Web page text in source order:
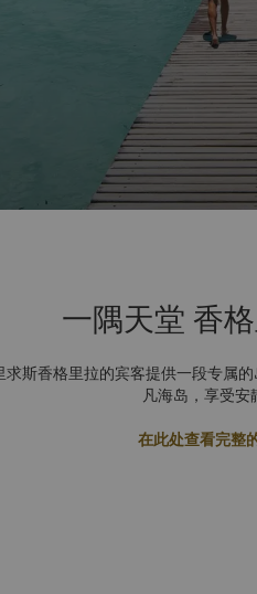
一隅天堂 香
斯香格里拉的宾客提供一段专属
凡海岛，享受安
在此处查看完整